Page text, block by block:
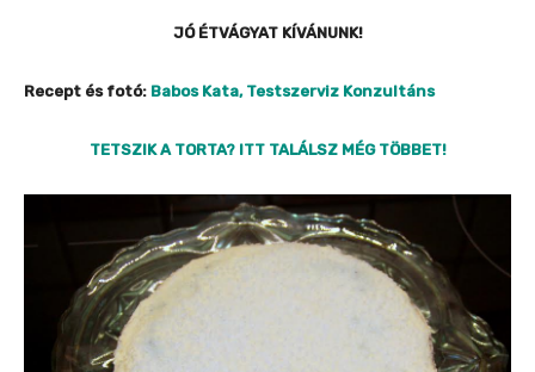
JÓ ÉTVÁGYAT KÍVÁNUNK!
Recept és fotó: Babos Kata, Testszerviz Konzultáns
TETSZIK A TORTA? ITT TALÁLSZ MÉG TÖBBET!